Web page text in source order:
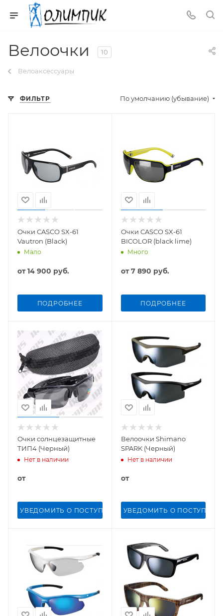
Велоочки 10
Велоаксессуары
ФИЛЬТР По умолчанию (убывание)
Очки CASCO SX-61
Vautron (Black)
Мало
от14 900 руб.
ПОДРОБНЕЕ
Очки CASCO SX-61
BICOLOR (black lime)
Много
от7 890 руб.
ПОДРОБНЕЕ
Очки солнцезащитные
ТИП4 (Черный)
Нет в наличии
от
УВЕДОМИТЬ О ПОСТУПЛЕНИИ
Велоочки Shimano
SPARK (Черный)
Нет в наличии
от
УВЕДОМИТЬ О